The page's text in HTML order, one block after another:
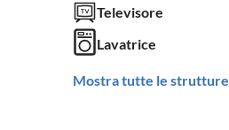
Televisore
Lavatrice
Mostra tutte le strutture